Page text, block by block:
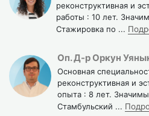
реконструктивная и
работы : 10 лет.
Стажировка по ...
Оп. Д-р Оркун
Основная
реконструктивная и
опыта : 8 лет.
Стамбульский ...